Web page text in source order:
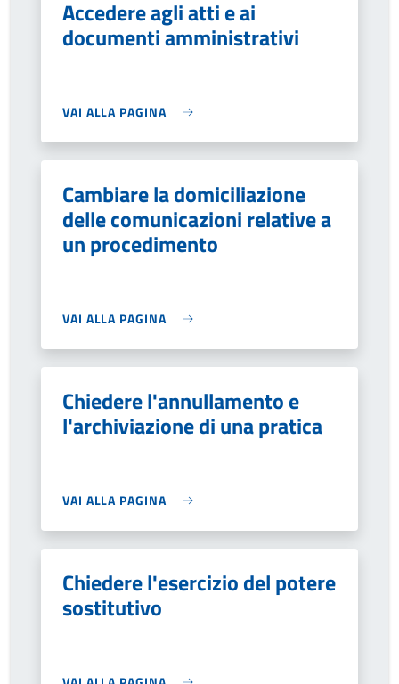
Accedere agli atti e ai
documenti amministrativi
VAI ALLA PAGINA
Cambiare la domiciliazione
delle comunicazioni relative a
un procedimento
VAI ALLA PAGINA
Chiedere l'annullamento e
l'archiviazione di una pratica
VAI ALLA PAGINA
Chiedere l'esercizio del potere
sostitutivo